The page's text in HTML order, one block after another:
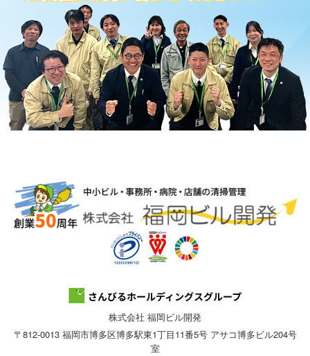
株式会社 福岡ビル開発
〒812-0013 福岡市博多区博多駅東1丁目11番5号 アサコ博多ビル204号
室